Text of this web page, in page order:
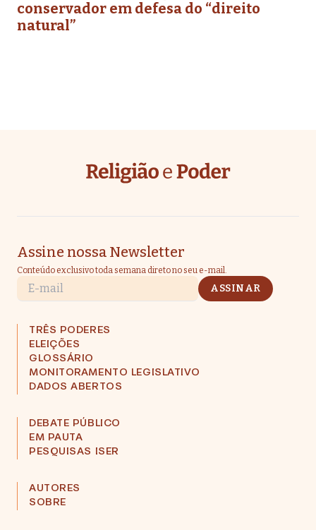
conservador em defesa do “direito
natural”
Assine nossa Newsletter
Conteúdo exclusivo toda semana direto no seu e-mail.
E-mail ASSINAR
TRÊS PODERES
ELEIÇÕES
GLOSSÁRIO
MONITORAMENTO LEGISLATIVO
DADOS ABERTOS
DEBATE PÚBLICO
EM PAUTA
PESQUISAS ISER
AUTORES
SOBRE